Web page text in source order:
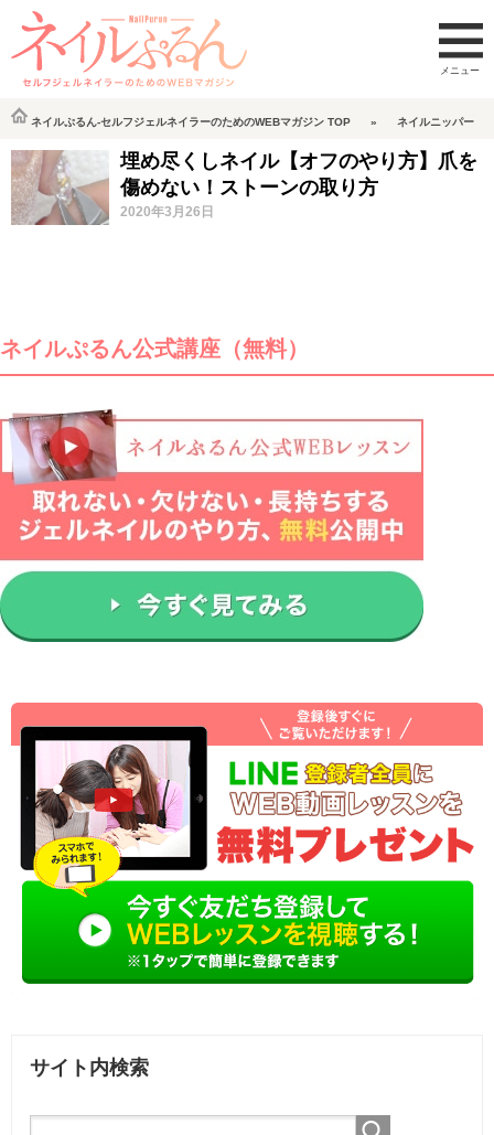
ネイルぷるん-セルフジェルネイラーのためのWEBマガジン TOP ネイルニッパー
埋め尽くしネイル【オフのやり方】爪を
傷めない！ストーンの取り方
2020年3月26日
ネイルぷるん公式講座（無料）
サイト内検索